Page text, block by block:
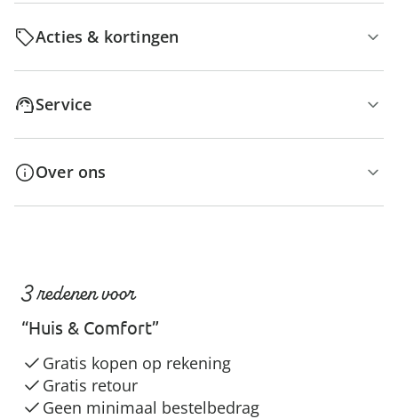
Acties & kortingen
Service
Over ons
3 redenen voor
“Huis & Comfort”
Gratis kopen op rekening
Gratis retour
Geen minimaal bestelbedrag